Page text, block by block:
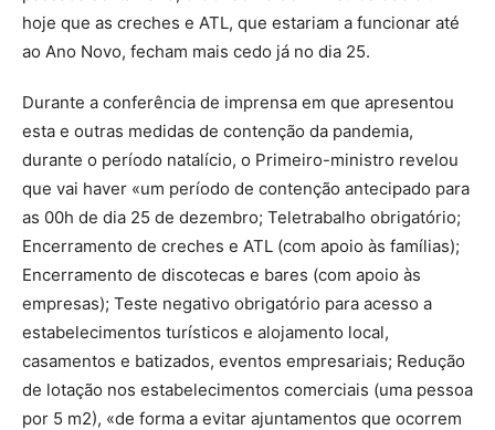
hoje que as creches e ATL, que estariam a funcionar até
ao Ano Novo, fecham mais cedo já no dia 25.
Durante a conferência de imprensa em que apresentou
esta e outras medidas de contenção da pandemia,
durante o período natalício, o Primeiro-ministro revelou
que vai haver «um período de contenção antecipado para
as 00h de dia 25 de dezembro; Teletrabalho obrigatório;
Encerramento de creches e ATL (com apoio às famílias);
Encerramento de discotecas e bares (com apoio às
empresas); Teste negativo obrigatório para acesso a
estabelecimentos turísticos e alojamento local,
casamentos e batizados, eventos empresariais; Redução
de lotação nos estabelecimentos comerciais (uma pessoa
por 5 m2), «de forma a evitar ajuntamentos que ocorrem